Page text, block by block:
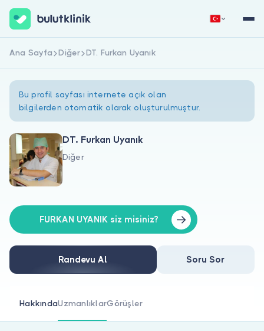
Hakkımızda
Doktorlar için
Doktor musunuz?
Hemen Kaydol
Ana Sayfa Diğer DT. Furkan Uyanık
Bu profil sayfası internete açık olan
bilgilerden otomatik olarak oluşturulmuştur.
DT. Furkan Uyanık
Diğer
FURKAN UYANIK siz misiniz?
Randevu Al Soru Sor
HakkındaUzmanlıklarGörüşler